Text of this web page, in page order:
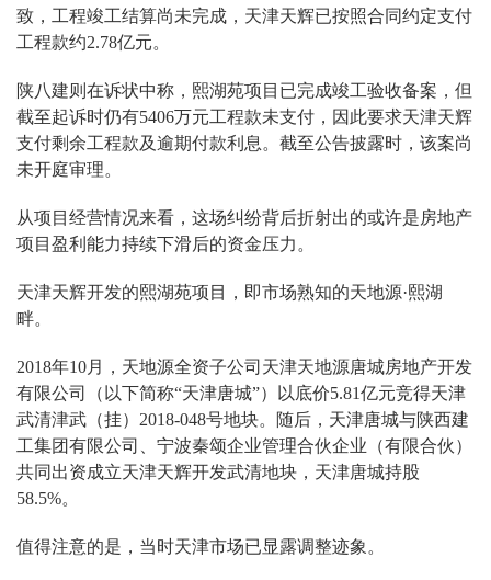
致，工程竣工结算尚未完成，天津天辉已按照合同约定支付
工程款约2.78亿元。
陕八建则在诉状中称，熙湖苑项目已完成竣工验收备案，但
截至起诉时仍有5406万元工程款未支付，因此要求天津天辉
支付剩余工程款及逾期付款利息。截至公告披露时，该案尚
未开庭审理。
从项目经营情况来看，这场纠纷背后折射出的或许是房地产
项目盈利能力持续下滑后的资金压力。
天津天辉开发的熙湖苑项目，即市场熟知的天地源·熙湖
畔。
2018年10月，天地源全资子公司天津天地源唐城房地产开发
有限公司（以下简称“天津唐城”）以底价5.81亿元竞得天津
武清津武（挂）2018-048号地块。随后，天津唐城与陕西建
工集团有限公司、宁波秦颂企业管理合伙企业（有限合伙）
共同出资成立天津天辉开发武清地块，天津唐城持股
58.5%。
值得注意的是，当时天津市场已显露调整迹象。